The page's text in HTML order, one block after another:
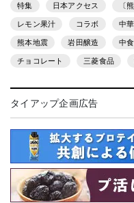
特集 日本アクセス 〔
レモン果汁 コラボ 中
熊本地震 岩田醸造 中食
チョコレート 三菱食品
タイアップ企画広告